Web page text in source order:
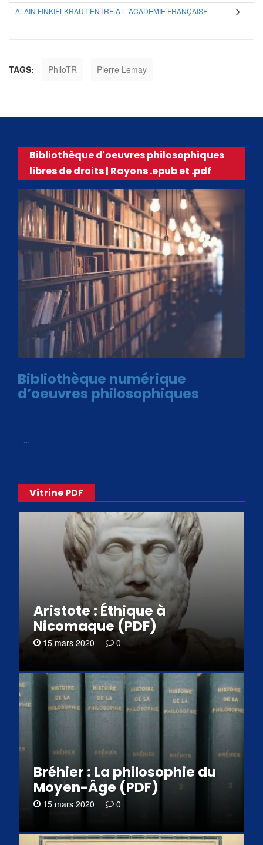
ALAIN FINKIELKRAUT ENTRE À L`ACADÉMIE FRANÇAISE
TAGS: PhiloTR Pierre Lemay
Bibliothèque d'oeuvres philosophiques
libres de droits | Rayons .epub et .pdf
Bibliothèque numérique
d’oeuvres philosophiques
…
Vitrine PDF
Aristote : Éthique à
Nicomaque (PDF)
15 mars 2020 0
Bréhier : La philosophie du
Moyen-Âge (PDF)
15 mars 2020 0